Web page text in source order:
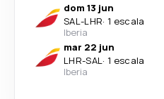
dom 13 jun
SAL-LHR· 1 escala
Iberia
mar 22 jun
LHR-SAL· 1 escala
Iberia